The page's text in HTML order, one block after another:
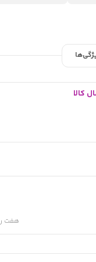
کالا
هفت